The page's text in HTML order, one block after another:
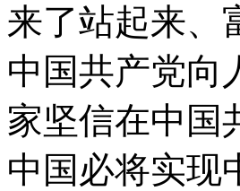
来了站起来、
中国共产党向
家坚信在中国
中国必将实现